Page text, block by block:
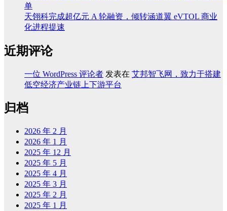
单
天翎科完成超亿元 A 轮融资，倾转涵道翼 eVTOL 商业
化进程提速
近期评论
一位 WordPress 评论者 发表在 艾邦智飞网，致力于搭建
低空经济产业链上下游平台
归档
2026 年 2 月
2026 年 1 月
2025 年 12 月
2025 年 5 月
2025 年 4 月
2025 年 3 月
2025 年 2 月
2025 年 1 月